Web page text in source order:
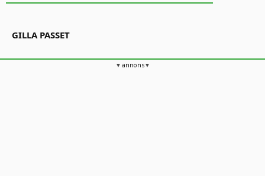
GILLA PASSET
annons